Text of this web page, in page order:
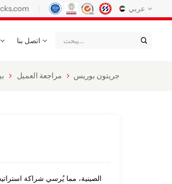
عربي
Italiano Español
اتصل بنا
مراجعة العميل جريتون بوريس